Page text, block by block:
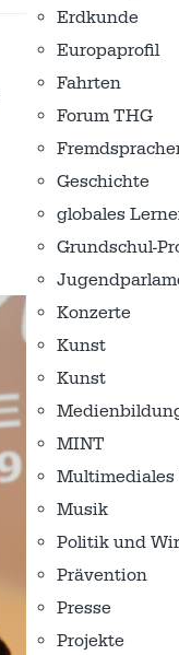
Erdkunde
Europaprofil
Fahrten
Forum THG
Geschichte
globales
Grundschul-
Konzerte
Kunst
Kunst
MINT
Multimediales
Musik
Politik und
Prävention
Presse
Projekte